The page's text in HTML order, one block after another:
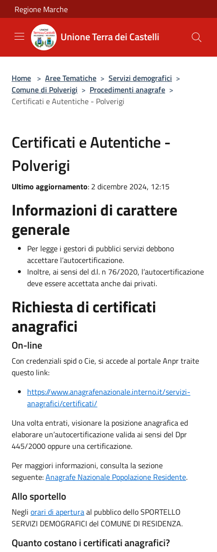
Salta al contenuto principale
Regione Marche
Unione Terra dei Castelli
Home > Aree Tematiche > Servizi demografici >
Comune di Polverigi > Procedimenti anagrafe >
Certificati e Autentiche - Polverigi
Certificati e Autentiche -
Polverigi
Ultimo aggiornamento: 2 dicembre 2024, 12:15
Informazioni di carattere
generale
Per legge i gestori di pubblici servizi debbono
accettare l’autocertificazione.
Inoltre, ai sensi del d.l. n 76/2020, l’autocertificazione
deve essere accettata anche dai privati.
Richiesta di certificati
anagrafici
On-line
Con credenziali spid o Cie, si accede al portale Anpr traite
questo link:
https://www.anagrafenazionale.interno.it/servizi-
anagrafici/certificati/
Una volta entrati, visionare la posizione anagrafica ed
elaborare un’autocertificazione valida ai sensi del Dpr
445/2000 oppure una certificazione.
Per maggiori informazioni, consulta la sezione
seguente:Anagrafe Nazionale Popolazione Residente.
Allo sportello
Negli orari di aperturaal pubblico dello SPORTELLO
SERVIZI DEMOGRAFICI del COMUNE DI RESIDENZA.
Quanto costano i certificati anagrafici?